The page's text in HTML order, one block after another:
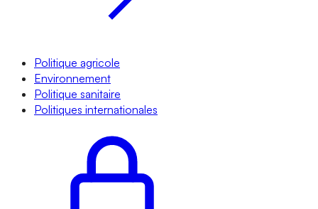
Politique agricole
Environnement
Politique sanitaire
Politiques internationales